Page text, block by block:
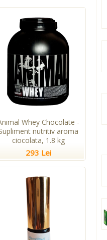
Whey Chocolate -
nutritiv aroma
ciocolata, 1.8 kg
293 Lei